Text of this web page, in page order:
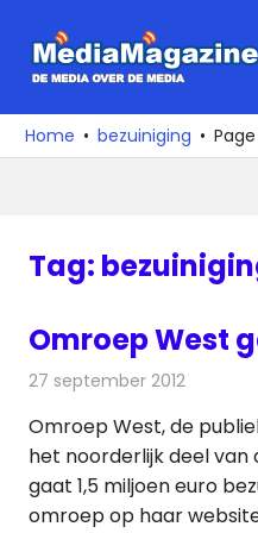
naar
media
over
Home bezuiniging
Tag:
Omroep West
27 september 2012
Omroep West, de
het noorderlijk deel van
gaat 1,5 miljoen euro
omroep op haar